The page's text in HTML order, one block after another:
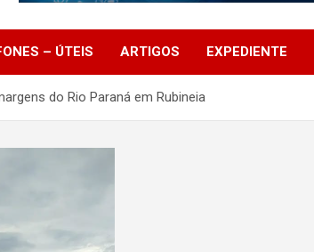
– ÚTEIS ARTIGOS EXPEDIENTE
do Rio Paraná em Rubineia